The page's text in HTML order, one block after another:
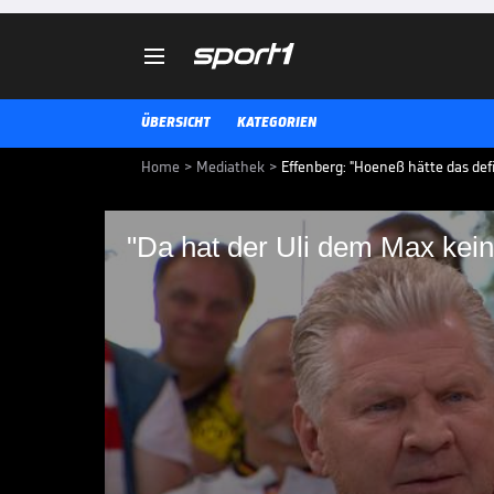

ÜBERSICHT KATEGORIEN
Home > Mediathek > Effenberg: "Hoeneß hätte das
"Da hat der Uli dem Max
"Da hat der Uli dem
Uli Hoeneß äußert erneut
Experte Stefan Effenberg
DOPPELPASS